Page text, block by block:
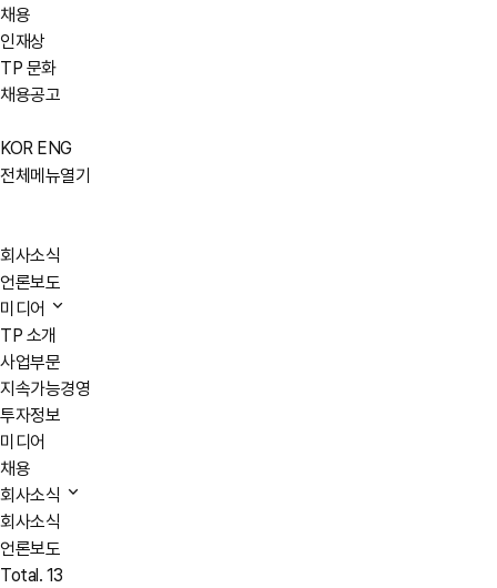
채용
인재상
TP 문화
채용공고
KOR ENG
전체메뉴열기
회사소식
언론보도
미디어
TP 소개
사업부문
지속가능경영
투자정보
미디어
채용
회사소식
회사소식
언론보도
Total. 13